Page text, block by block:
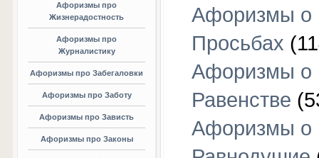
Афоризмы про
Жизнерадостность
Афоризмы про
Журналистику
Афоризмы про Забегаловки
Афоризмы про Заботу
Афоризмы про Зависть
Афоризмы про Законы
Афоризмы о
Просьбах
Афоризмы о
Равенстве
Афоризмы о